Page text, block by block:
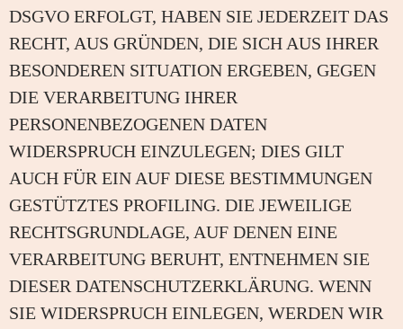
DSGVO ERFOLGT, HABEN SIE JEDERZEIT DAS
RECHT, AUS GRÜNDEN, DIE SICH AUS IHRER
BESONDEREN SITUATION ERGEBEN, GEGEN
DIE VERARBEITUNG IHRER
PERSONENBEZOGENEN DATEN
WIDERSPRUCH EINZULEGEN; DIES GILT
AUCH FÜR EIN AUF DIESE BESTIMMUNGEN
GESTÜTZTES PROFILING. DIE JEWEILIGE
RECHTSGRUNDLAGE, AUF DENEN EINE
VERARBEITUNG BERUHT, ENTNEHMEN SIE
DIESER DATENSCHUTZERKLÄRUNG. WENN
SIE WIDERSPRUCH EINLEGEN, WERDEN WIR